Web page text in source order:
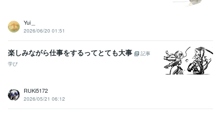
Yui＿
2026/06/20 01:51
楽しみながら仕事をするってとても大事
記事
学び
RUKi5172
2026/05/21 06:12